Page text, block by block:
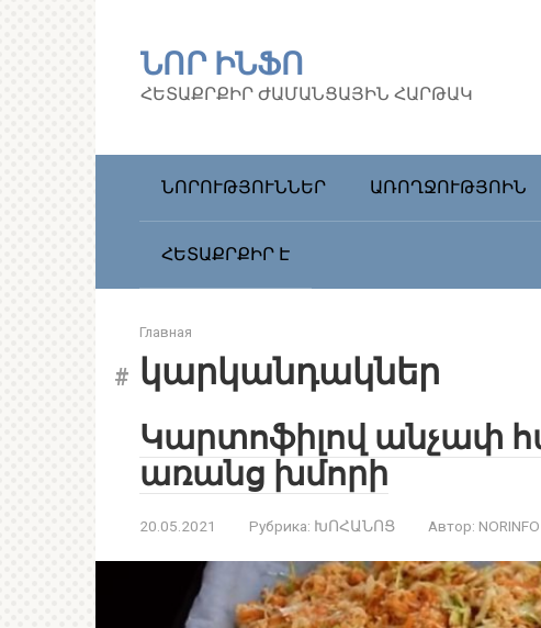
ՆՈՐ ԻՆՖՈ
ՀԵՏԱՔՐՔԻՐ ԺԱՄԱՆՑԱՅԻՆ ՀԱՐԹԱԿ
ՆՈՐՈՒԹՅՈՒՆՆԵՐ ԱՌՈՂՋՈՒԹՅՈԻՆ
ՀԵՏԱՔՐՔԻՐ Է
Главная
կարկանդակներ
Կարտոֆիլով անչափ
առանց խմորի
20.05.2021 Рубрика: ԽՈՀԱՆՈՑ Автор: NORINFO